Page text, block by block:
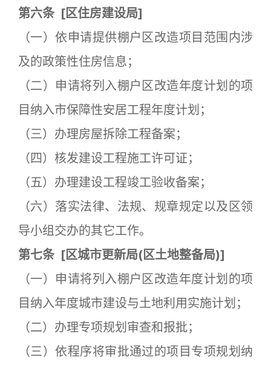
第六条 [区住房建设局]
（一）依申请提供棚户区改造项目范围内涉
及的政策性住房信息；
（二）申请将列入棚户区改造年度计划的项
目纳入市保障性安居工程年度计划；
（三）办理房屋拆除工程备案；
（四）核发建设工程施工许可证；
（五）办理建设工程竣工验收备案；
（六）落实法律、法规、规章规定以及区领
导小组交办的其它工作。
第七条 [区城市更新局(区土地整备局)]
（一）申请将列入棚户区改造年度计划的项
目纳入年度城市建设与土地利用实施计划；
（二）办理专项规划审查和报批；
（三）依程序将审批通过的项目专项规划纳